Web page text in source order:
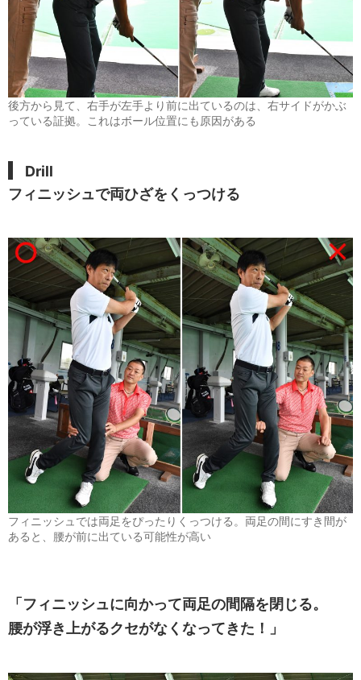
後方から見て、右手が左手より前に出ているのは、右サイドがかぶ
っている証拠。これはボール位置にも原因がある
Drill
フィニッシュで両ひざをくっつける
フィニッシュでは両足をぴったりくっつける。両足の間にすき間が
あると、腰が前に出ている可能性が高い
「フィニッシュに向かって両足の間隔を閉じる。
腰が浮き上がるクセがなくなってきた！」